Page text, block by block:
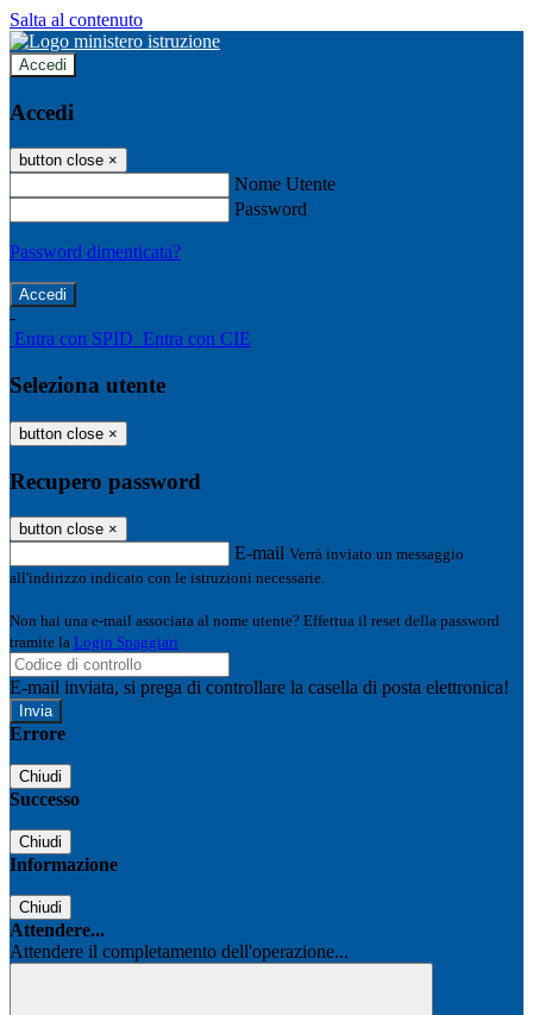
Salta al contenuto
Accedi
Accedi
button close ×
Nome Utente
Password
Password dimenticata?
-
Entra con SPID Entra con CIE
Seleziona utente
button close ×
Recupero password
button close ×
E-mail Verrà inviato un messaggio
all'indirizzo indicato con le istruzioni necessarie.
Non hai una e-mail associata al nome utente? Effettua il reset della password
tramite la Login Spaggiari
E-mail inviata, si prega di controllare la casella di posta elettronica!
Errore
Chiudi
Successo
Chiudi
Informazione
Chiudi
Attendere...
Attendere il completamento dell'operazione...